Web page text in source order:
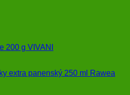
200 g VIVANI